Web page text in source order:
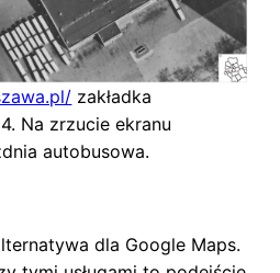
zakładka
Na zrzucie ekranu
autobusowa.
dla Google Maps.